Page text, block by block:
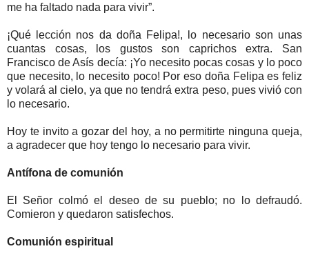
me ha faltado nada para vivir”.
¡Qué lección nos da doña Felipa!, lo necesario son unas
cuantas cosas, los gustos son caprichos extra. San
Francisco de Asís decía: ¡Yo necesito pocas cosas y lo poco
que necesito, lo necesito poco! Por eso doña Felipa es feliz
y volará al cielo, ya que no tendrá extra peso, pues vivió con
lo necesario.
Hoy te invito a gozar del hoy, a no permitirte ninguna queja,
a agradecer que hoy tengo lo necesario para vivir.
Antífona de comunión
El Señor colmó el deseo de su pueblo; no lo defraudó.
Comieron y quedaron satisfechos.
Comunión espiritual